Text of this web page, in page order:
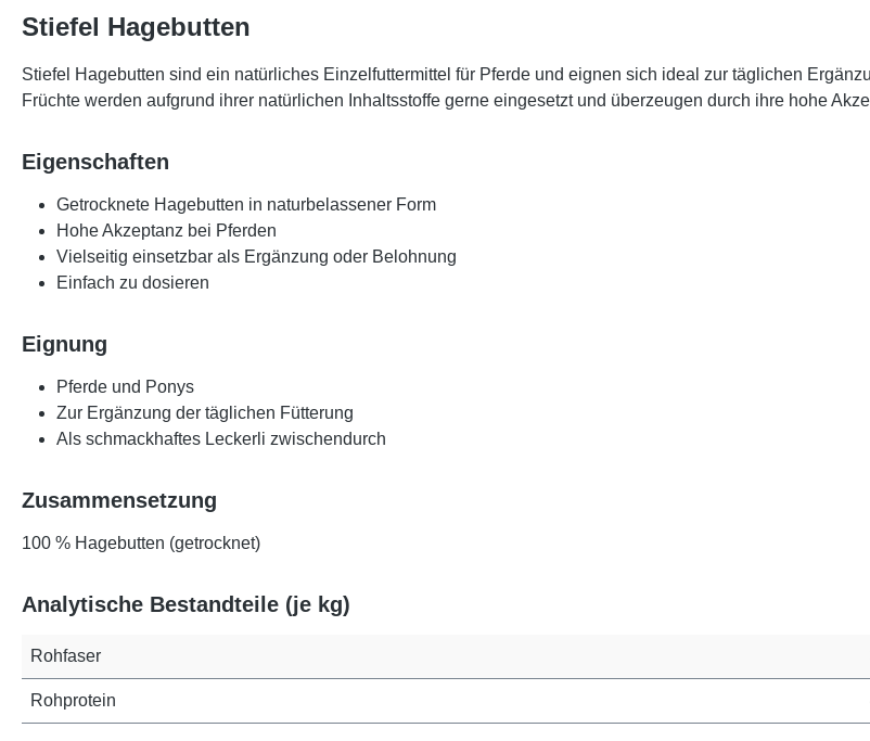
Stiefel Hagebutten
Stiefel Hagebutten sind ein natürliches Einzelfuttermittel für Pferde und eignen sich ideal zur täglichen
Früchte werden aufgrund ihrer natürlichen Inhaltsstoffe gerne eingesetzt und überzeugen durch ihre hohe
Eigenschaften
Getrocknete Hagebutten in naturbelassener Form
Hohe Akzeptanz bei Pferden
Vielseitig einsetzbar als Ergänzung oder Belohnung
Einfach zu dosieren
Eignung
Pferde und Ponys
Zur Ergänzung der täglichen Fütterung
Als schmackhaftes Leckerli zwischendurch
Zusammensetzung
100 % Hagebutten (getrocknet)
Analytische Bestandteile (je kg)
Rohfaser
Rohprotein